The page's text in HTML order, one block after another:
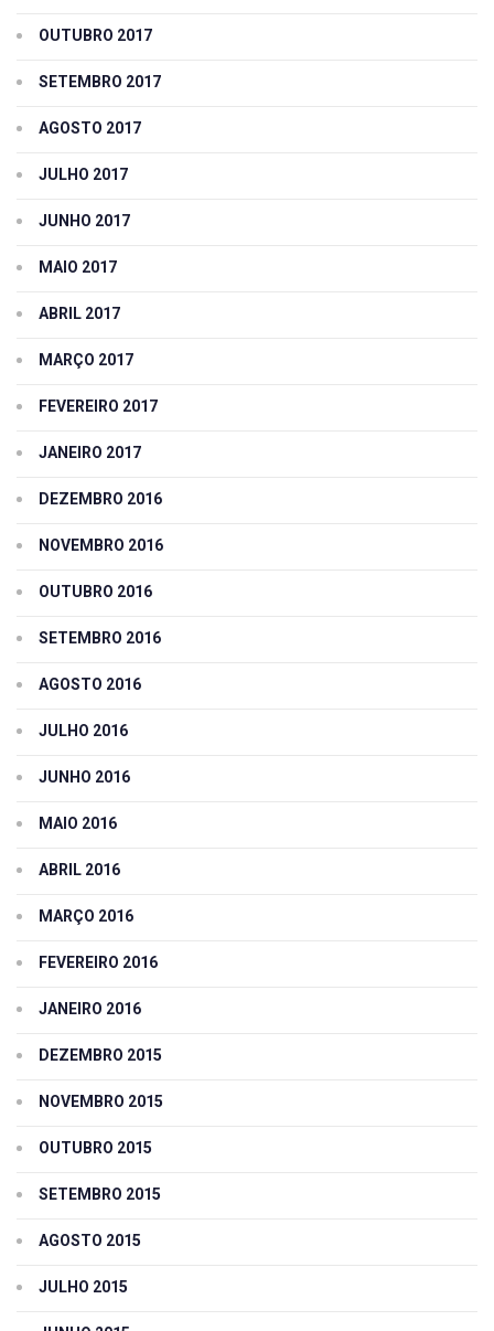
OUTUBRO 2017
SETEMBRO 2017
AGOSTO 2017
JULHO 2017
JUNHO 2017
MAIO 2017
ABRIL 2017
MARÇO 2017
FEVEREIRO 2017
JANEIRO 2017
DEZEMBRO 2016
NOVEMBRO 2016
OUTUBRO 2016
SETEMBRO 2016
AGOSTO 2016
JULHO 2016
JUNHO 2016
MAIO 2016
ABRIL 2016
MARÇO 2016
FEVEREIRO 2016
JANEIRO 2016
DEZEMBRO 2015
NOVEMBRO 2015
OUTUBRO 2015
SETEMBRO 2015
AGOSTO 2015
JULHO 2015